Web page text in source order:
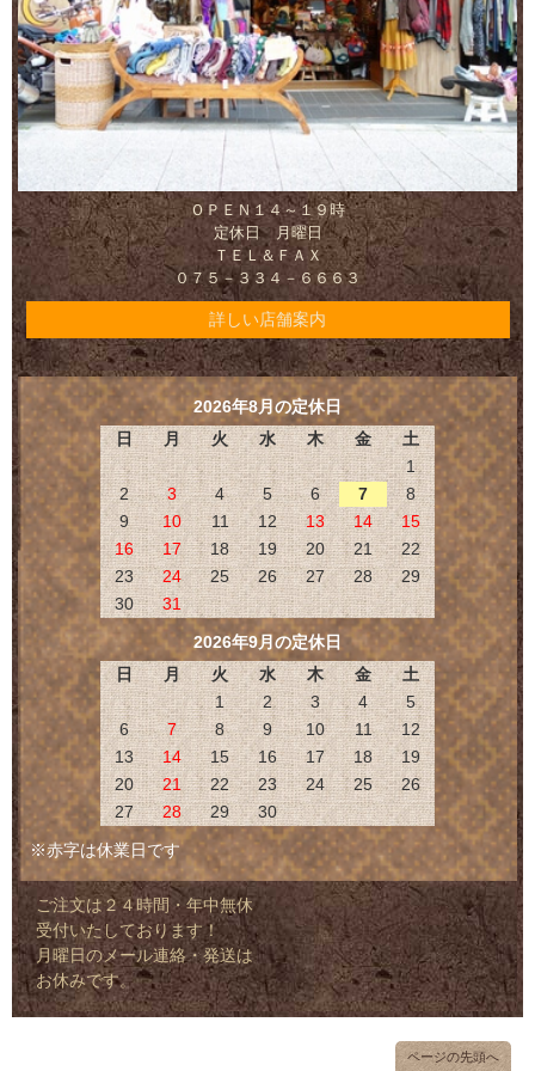
ＯＰＥＮ１４～１９時
定休日 月曜日
ＴＥＬ＆ＦＡＸ
０７５－３３４－６６６３
詳しい店舗案内
2026年8月の定休日
日
月 火 水 木 金
土
1
2
3 4 5 6 7
8
9
10 11 12 13 14
15
16
17 18 19 20 21
22
23
24 25 26 27 28
29
30
31
2026年9月の定休日
日
月 火 水 木 金
土
1
2 3 4
5
6
7 8 9 10 11
12
13
14 15 16 17 18
19
20
21 22 23 24 25
26
27
28 29
30
※赤字は休業日です
ご注文は２４時間・年中無休
受付いたしております！
月曜日のメール連絡・発送は
お休みです。
ページの先頭へ